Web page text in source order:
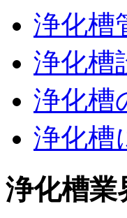
浄化槽
浄化槽
浄化槽
浄化槽
浄化槽業